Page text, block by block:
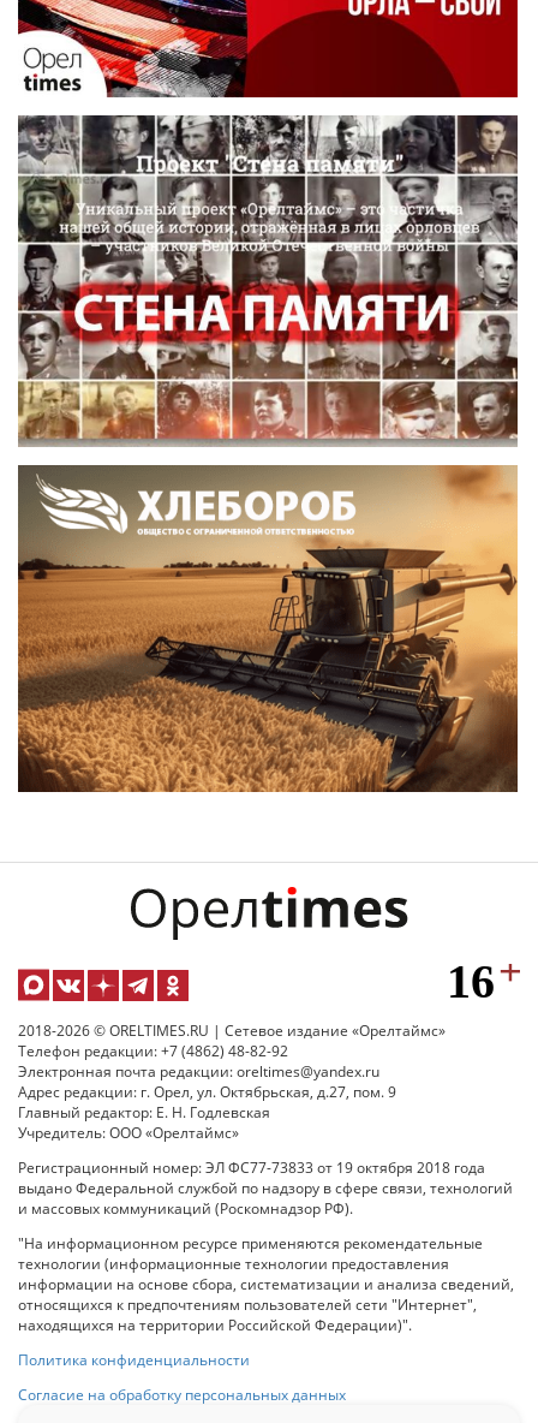
2018-2026 © ORELTIMES.RU | Сетевое издание «Орелтаймс»
Телефон редакции: +7 (4862) 48-82-92
Электронная почта редакции: oreltimes@yandex.ru
Адрес редакции: г. Орел, ул. Октябрьская, д.27, пом. 9
Главный редактор: Е. Н. Годлевская
Учредитель: ООО «Орелтаймс»
Регистрационный номер: ЭЛ ФС77-73833 от 19 октября 2018 года
выдано Федеральной службой по надзору в сфере связи, технологий
и массовых коммуникаций (Роскомнадзор РФ).
"На информационном ресурсе применяются рекомендательные
технологии (информационные технологии предоставления
информации на основе сбора, систематизации и анализа сведений,
относящихся к предпочтениям пользователей сети "Интернет",
находящихся на территории Российской Федерации)".
Политика конфиденциальности
Согласие на обработку персональных данных